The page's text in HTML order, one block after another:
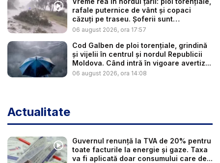
rafale puternice de vânt și copaci
căzuți pe traseu. Șoferii sunt
îndemnaț...
06 august 2026, ora 17:57
Cod Galben de ploi torențiale, grindină
și vijelii în centrul și nordul Republicii
Moldova. Când intră în vigoare avertiz...
06 august 2026, ora 14:08
Actualitate
Guvernul renunță la TVA de 20% pentru
toate facturile la energie și gaze. Taxa
va fi aplicată doar consumului care de...